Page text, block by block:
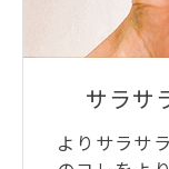
サラサ
よりサラサ